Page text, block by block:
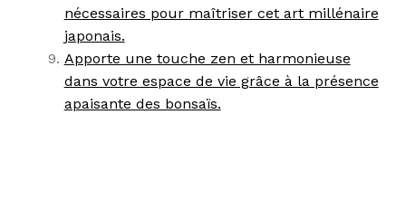
nécessaires pour maîtriser cet art millénaire
japonais.
Apporte une touche zen et harmonieuse
dans votre espace de vie grâce à la présence
apaisante des bonsaïs.